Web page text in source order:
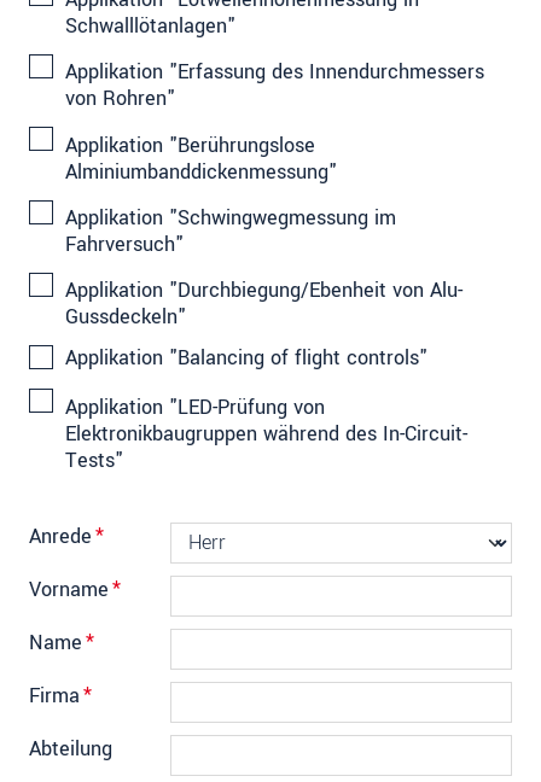
Schwalllötanlagen"
Applikation "Erfassung des Innendurchmessers
von Rohren"
Applikation "Berührungslose
Alminiumbanddickenmessung"
Applikation "Schwingwegmessung im
Fahrversuch"
Applikation "Durchbiegung/Ebenheit von Alu-
Gussdeckeln"
Applikation "Balancing of flight controls"
Applikation "LED-Prüfung von
Elektronikbaugruppen während des In-Circuit-
Tests"
Anrede*
Vorname*
Name*
Firma*
Abteilung